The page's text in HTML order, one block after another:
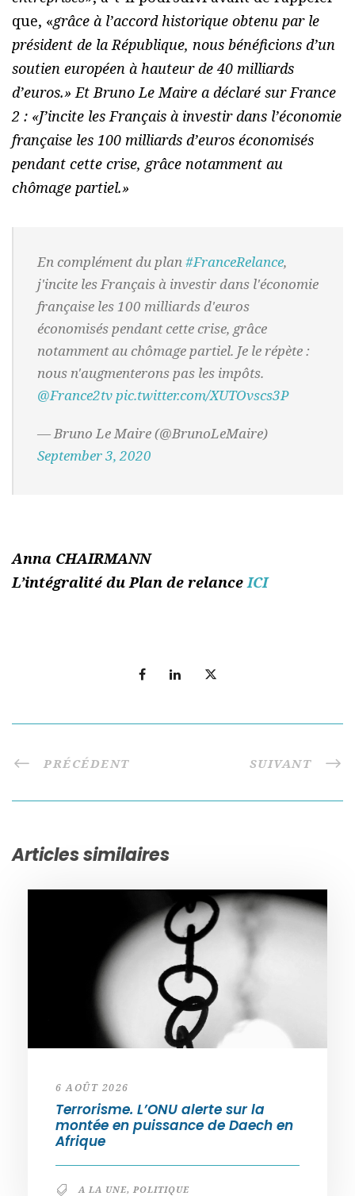
que, «grâce à l’accord historique obtenu par le
président de la République, nous bénéficions d’un
soutien européen à hauteur de 40 milliards
d’euros.» Et Bruno Le Maire a déclaré surFrance
2 : «J’incite les Français à investir dans l’économie
française les 100 milliards d’euros économisés
pendant cette crise, grâce notamment au
chômage partiel.»
En complément du plan#FranceRelance,
j'incite les Français à investir dans l'économie
française les 100 milliards d'euros
économisés pendant cette crise, grâce
notamment au chômage partiel. Je le répète :
nous n'augmenterons pas les impôts.
@France2tvpic.twitter.com/XUTOvscs3P
— Bruno Le Maire (@BrunoLeMaire)
September 3, 2020
Anna CHAIRMANN
L’intégralité du Plan de relanceICI
PRÉCÉDENT SUIVANT
Articles similaires
6 AOÛT 2026
Terrorisme. L’ONU alerte sur la
montée en puissance de Daech en
Afrique
A LA UNE, POLITIQUE